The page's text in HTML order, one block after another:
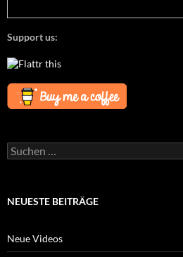
Support us:
Suchen
nach:
NEUESTE BEITRÄGE
Neue Videos